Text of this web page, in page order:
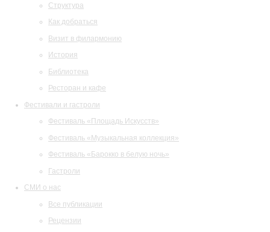
Структура
Как добраться
Визит в филармонию
История
Библиотека
Ресторан и кафе
Фестивали и гастроли
Фестиваль «Площадь Искусств»
Фестиваль «Музыкальная коллекция»
Фестиваль «Барокко в белую ночь»
Гастроли
СМИ о нас
Все публикации
Рецензии